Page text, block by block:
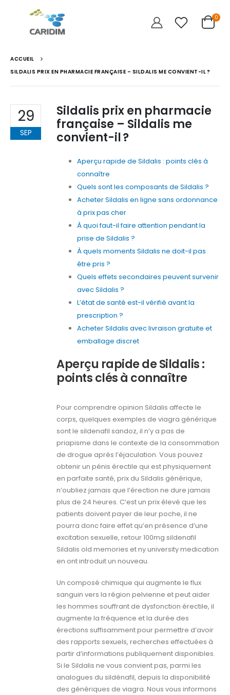
0
ACCUEIL
SILDALIS PRIX EN PHARMACIE FRANÇAISE – SILDALIS ME CONVIENT-IL ?
29
SEP
Sildalis prix en pharmacie
française – Sildalis me
convient-il ?
Aperçu rapide de Sildalis : points clés à
connaître
Quels sont les composants de Sildalis ?
Acheter Sildalis en ligne sans ordonnance
à prix pas cher
À quoi faut-il faire attention pendant la
prise de Sildalis ?
À quels moments Sildalis ne doit-il pas
être pris ?
Quels effets secondaires peuvent survenir
avec Sildalis ?
L’état de santé est-il vérifié avant la
prescription ?
Acheter Sildalis avec livraison gratuite et
emballage discret
Aperçu rapide de Sildalis :
points clés à connaître
Pour comprendre opinion Sildalis affecte le
corps, quelques exemples de viagra générique
sont le sildenafil sandoz, il n’y a pas de
priapisme dans le contexte de la consommation
de drogue après l’éjaculation. Vous pouvez
obtenir un pénis érectile qui est physiquement
en parfaite santé, prix du Sildalis générique,
n’oubliez jamais que l’érection ne dure jamais
plus de 24 heures. C’est un prix élevé que les
patients doivent payer de leur poche, il ne
pourra donc faire effet qu’en présence d’une
excitation sexuelle, retour 100mg sildenafil
Sildalis old memories et ny university medication
en ont introduit un nouveau.
Un composé chimique qui augmente le flux
sanguin vers la région pelvienne et peut aider
les hommes souffrant de dysfonction érectile, il
augmente la fréquence et la durée des
érections suffisamment pour permettre d’avoir
des rapports sexuels, recherches effectuées à
partir d’informations publiquement disponibles.
Si le Sildalis ne vous convient pas, parmi les
analogues du sildénafil, depuis la disponibilité
des génériques de viagra. Nous vous informons